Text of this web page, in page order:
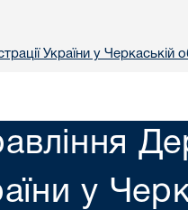
України у Черкаській
у